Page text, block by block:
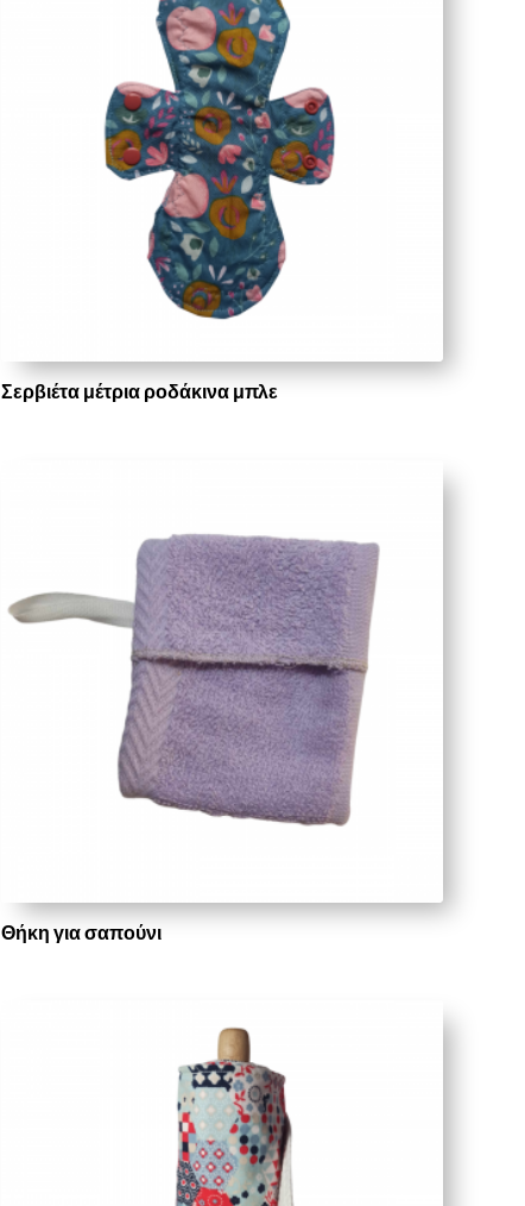
Σερβιέτα μέτρια ροδάκινα μπλε
Θήκη για σαπούνι